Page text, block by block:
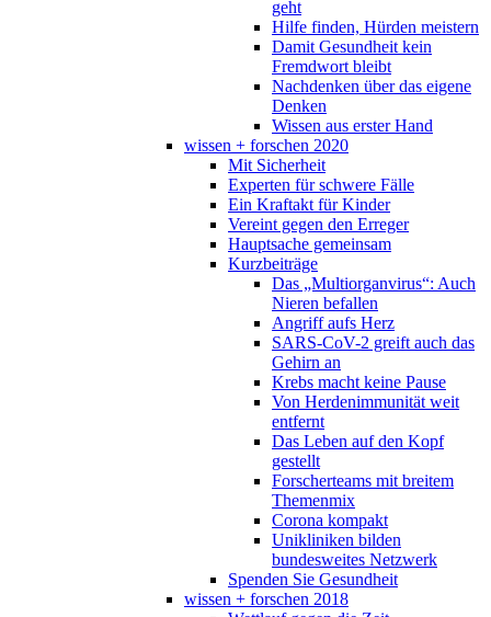
geht
Hilfe finden, Hürden meistern
Damit Gesundheit kein
Fremdwort bleibt
Nachdenken über das eigene
Denken
Wissen aus erster Hand
wissen + forschen 2020
Mit Sicherheit
Experten für schwere Fälle
Ein Kraftakt für Kinder
Vereint gegen den Erreger
Hauptsache gemeinsam
Kurzbeiträge
Das „Multiorganvirus“: Auch
Nieren befallen
Angriff aufs Herz
SARS-CoV-2 greift auch das
Gehirn an
Krebs macht keine Pause
Von Herdenimmunität weit
entfernt
Das Leben auf den Kopf
gestellt
Forscherteams mit breitem
Themenmix
Corona kompakt
Unikliniken bilden
bundesweites Netzwerk
Spenden Sie Gesundheit
wissen + forschen 2018